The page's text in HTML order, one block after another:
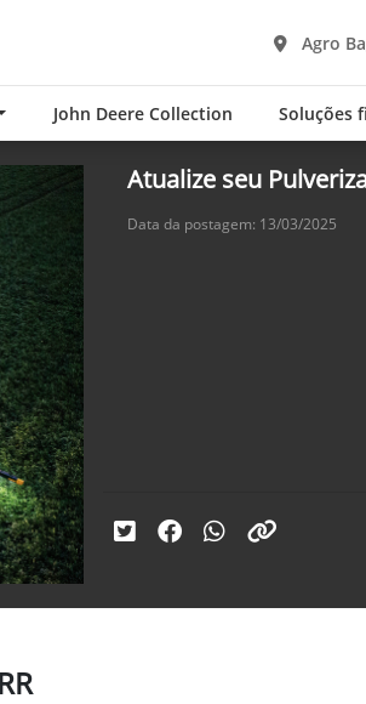
Agro
John Deere Collection Soluções
Atualize seu
Data da postagem: 13/03/2025